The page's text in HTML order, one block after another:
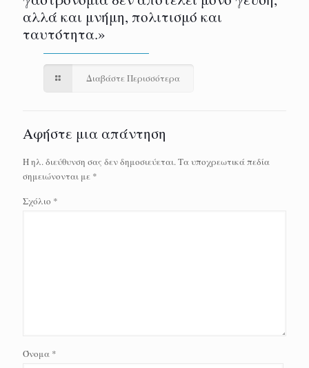
αλλά και μνήμη, πολιτισμό και
ταυτότητα.»
Διαβάστε Περισσότερα
Αφήστε μια απάντηση
Η ηλ. διεύθυνση σας δεν δημοσιεύεται.Τα υποχρεωτικά πεδία
σημειώνονται με *
Σχόλιο *
Όνομα *